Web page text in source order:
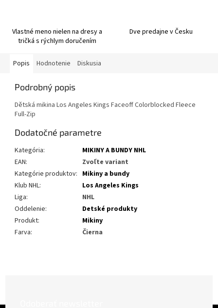
Vlastné meno nielen na dresy a
tričká s rýchlym doručením
Dve predajne v Česku
Popis Hodnotenie Diskusia
Podrobný popis
Dětská mikina Los Angeles Kings Faceoff Colorblocked Fleece
Full-Zip
Dodatočné parametre
Kategória:
MIKINY A BUNDY NHL
EAN:
Zvoľte variant
Kategórie produktov: Mikiny a bundy
Klub NHL:
Los Angeles Kings
Liga:
NHL
Oddelenie:
Detské produkty
Produkt:
Mikiny
Farva: Čierna